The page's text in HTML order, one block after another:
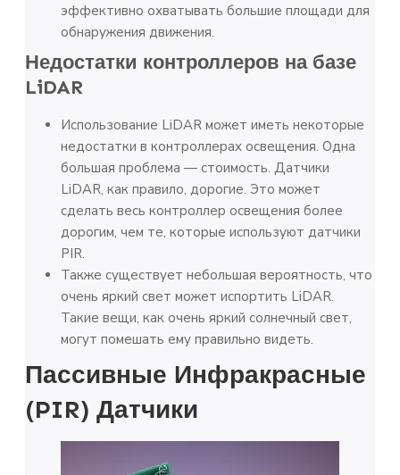
эффективно охватывать большие площади для
обнаружения движения.
Недостатки контроллеров на базе
LiDAR
Использование LiDAR может иметь некоторые
недостатки в контроллерах освещения. Одна
большая проблема — стоимость. Датчики
LiDAR, как правило, дорогие. Это может
сделать весь контроллер освещения более
дорогим, чем те, которые используют датчики
PIR.
Также существует небольшая вероятность, что
очень яркий свет может испортить LiDAR.
Такие вещи, как очень яркий солнечный свет,
могут помешать ему правильно видеть.
Пассивные Инфракрасные
(PIR) Датчики